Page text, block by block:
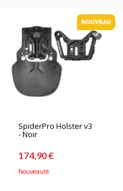
SpiderPro Holster v3
- Noir
174,90 €
Nouveauté